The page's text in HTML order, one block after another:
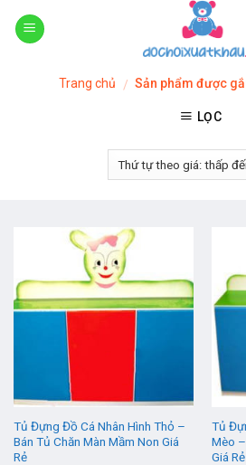
Skip
Trang chủ / Sản phẩm được
LỌC
Tủ Đựng Đồ Cá Nhân Hình Thỏ –
Bán Tủ Chăn Màn Mầm Non Giá
Rẻ
Tủ
Mèo
Giá Rẻ